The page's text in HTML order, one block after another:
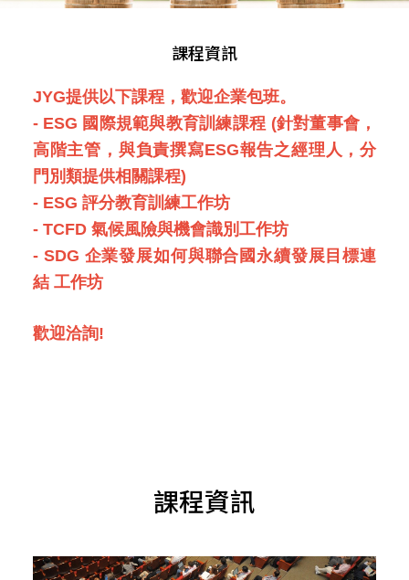
課程資訊
JYG提供以下課程，歡迎企業包班。
- ESG 國際規範與教育訓練課程 (針對董事會，
高階主管，與負責撰寫ESG報告之經理人，分
門別類提供相關課程)
- ESG 評分教育訓練工作坊
- TCFD 氣候風險與機會識別工作坊
- SDG 企業發展如何與聯合國永續發展目標連
結 工作坊
歡迎洽詢!
課程資訊